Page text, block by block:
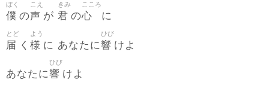
僕
ぼく
の声
こえ
が 君
きみ
の心
こころ
に
届
とど
く 様
よう
に あなたに響
ひび
けよ
あなたに響
ひび
けよ